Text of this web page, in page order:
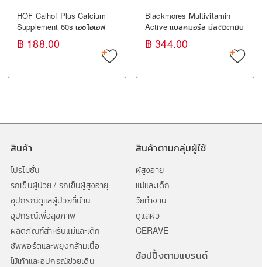
HOF Calhof Plus Calcium
Supplement 60s เอชโอเอฟ
แคลฮอฟ พลัส อาหารเสริม
แคลเซียม
฿ 188.00
Blackmores Multivitamin
Active แบลคมอร์ส มัลติวิตามิน
แอคทีฟ (30 เม็ด) - วิตามินรวม
สำหรับผู้ใหญ่
฿ 344.00
สินค้า
โปรโมชั่น
รถเข็นผู้ป่วย / รถเข็นผู้สูงอายุ
อุปกรณ์ดูแลผู้ป่วยที่บ้าน
อุปกรณ์เพื่อสุขภาพ
ผลิตภัณฑ์สำหรับแม่และเด็ก
ซัพพอร์ตและพยุงกล้ามเนื้อ
ไม้เท้าและอุปกรณ์ช่วยเดิน
สินค้าตามกลุ่มผู้ใช้
ผู้สูงอายุ
แม่และเด็ก
วัยทำงาน
ดูแลผิว
CERAVE
ช้อปปิ้งตามแบรนด์